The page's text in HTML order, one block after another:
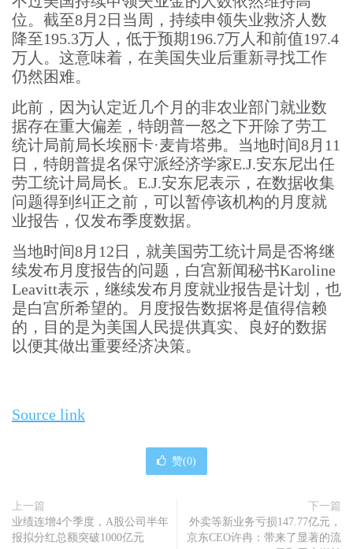
位。截至8月2日当周，持续申领失业救济人数
降至195.3万人，低于预期196.7万人和前值197.4
万人。这意味着，在美国失业后重新寻找工作
仍然困难。
此前，因为认定近几个月的非农业部门就业数
据存在重大偏差，特朗普一怒之下开除了劳工
统计局前局长埃丽卡·麦肯塔弗。当地时间8月11
日，特朗普提名保守派经济学家E.J.安东尼出任
劳工统计局局长。E.J.安东尼表示，在数据收集
问题得到纠正之前，可以暂停该机构的月度就
业报告，仅发布季度数据。
当地时间8月12日，就美国劳工统计局是否将继
续发布月度报告的问题，白宫新闻秘书Karoline
Leavitt表示，继续发布月度就业报告是计划，也
是白宫所希望的。月度报告数据将是值得信赖
的，目的是为美国人民提供真实、良好的数据
以便其做出重要经济决策。
Source link
赞(0)
上一篇
业绩连增4个季度，A股公司半年
报拟分红总额突破1000亿元
下一篇
外卖等新业务亏损147.77亿元，
京东CEO许冉：带来了显著的流